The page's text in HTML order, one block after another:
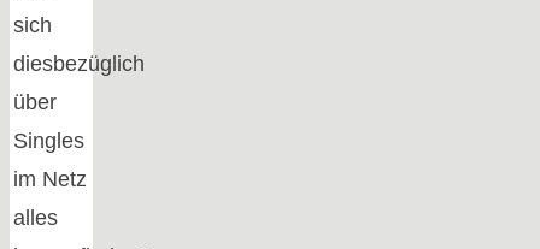
sich
diesbezüglich
über
Singles
im Netz
alles